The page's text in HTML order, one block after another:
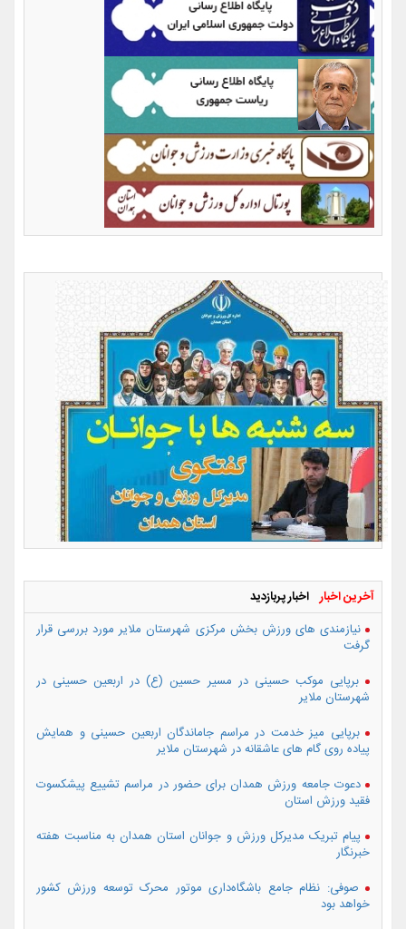
آخرین اخبار اخبار پربازدید
نیازمندی های ورزش بخش مرکزی شهرستان ملایر مورد بررسی قرار
گرفت
برپایی موکب حسینی در مسیر حسین (ع) در اربعین حسینی در
شهرستان ملایر
برپایی میز خدمت در مراسم جاماندگان اربعین حسینی و همایش
پیاده روی گام های عاشقانه در شهرستان ملایر
دعوت جامعه ورزش همدان برای حضور در مراسم تشییع پیشکسوت
فقید ورزش استان
پیام تبریک مدیرکل ورزش و جوانان استان همدان به مناسبت هفته
خبرنگار
صوفی: نظام جامع باشگاه‌داری موتور محرک توسعه ورزش کشور
خواهد بود